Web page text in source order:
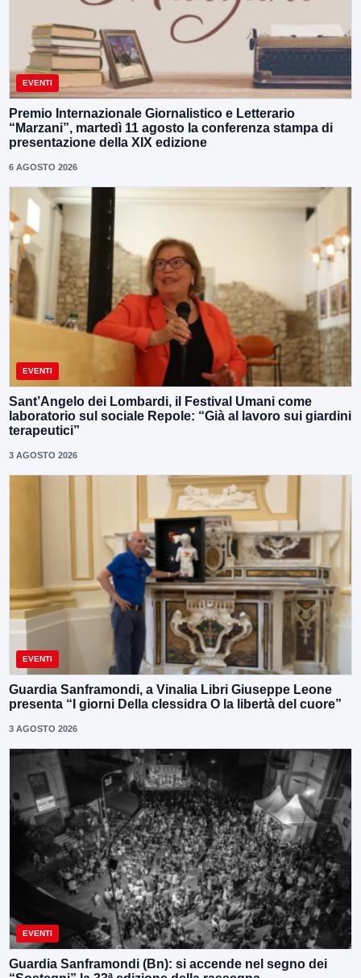
EVENTI
Premio Internazionale Giornalistico e Letterario
“Marzani”, martedì 11 agosto la conferenza stampa di
presentazione della XIX edizione
6 AGOSTO 2026
EVENTI
Sant’Angelo dei Lombardi, il Festival Umani come
laboratorio sul sociale Repole: “Già al lavoro sui giardini
terapeutici”
3 AGOSTO 2026
EVENTI
Guardia Sanframondi, a Vinalia Libri Giuseppe Leone
presenta “I giorni Della clessidra O la libertà del cuore”
3 AGOSTO 2026
EVENTI
Guardia Sanframondi (Bn): si accende nel segno dei